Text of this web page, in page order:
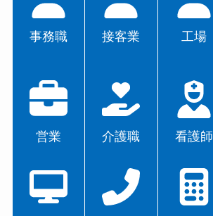
事務職 接客業 工場
営業 介護職 看護師